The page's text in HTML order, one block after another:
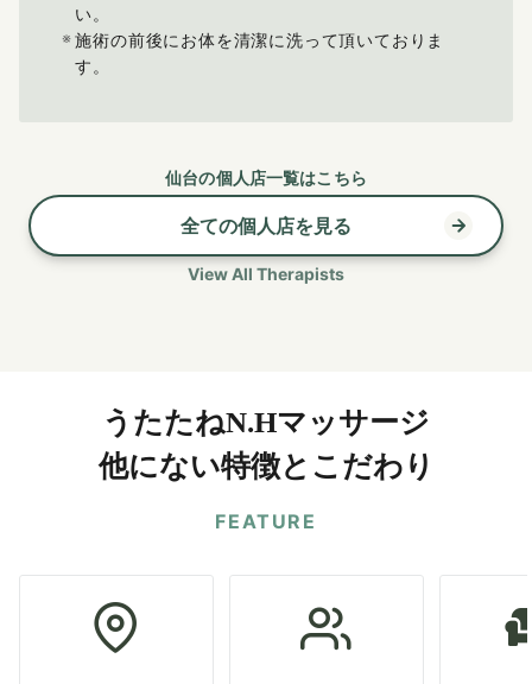
い。
施術の前後にお体を清潔に洗って頂いておりま
す。
仙台の個人店一覧はこちら
全ての個人店を見る
View All Therapists
うたたねN.Hマッサージ
他にない特徴とこだわり
FEATURE